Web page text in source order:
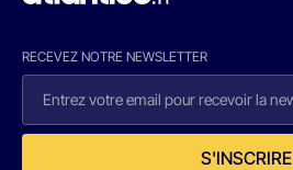
RECEVEZ NOTRE NEWSLETTER
S'INSCRIRE